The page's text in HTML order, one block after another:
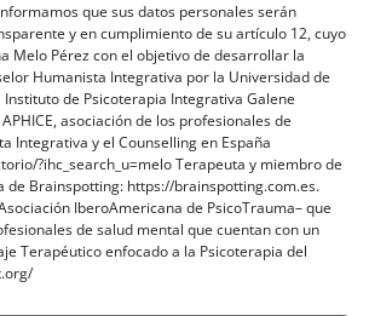
que sus datos personales serán
y en cumplimiento de su artículo 12, cuyo
Melo Pérez con el objetivo de desarrollar la
Humanista Integrativa por la Universidad de
de Psicoterapia Integrativa Galene
asociación de los profesionales de
Integrativa y el Counselling en España
?ihc_search_u=melo Terapeuta y miembro de
de Brainspotting: https://brainspotting.com.es.
IberoAmericana de PsicoTrauma– que
de salud mental que cuentan con un
Terapéutico enfocado a la Psicoterapia del